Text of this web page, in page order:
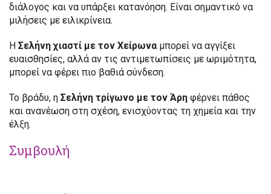
διάλογος και να υπάρξει κατανόηση. Είναι σημαντικό να
μιλήσεις με ειλικρίνεια.
Η Σελήνη χιαστί με τον Χείρωναμπορεί να αγγίξει
ευαισθησίες, αλλά αν τις αντιμετωπίσεις με ωριμότητα,
μπορεί να φέρει πιο βαθιά σύνδεση.
Το βράδυ, η Σελήνη τρίγωνο με τον Άρη φέρνει πάθος
και ανανέωση στη σχέση, ενισχύοντας τη χημεία και την
έλξη.
Συμβουλή